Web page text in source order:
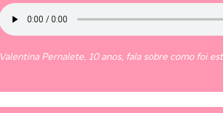
Valentina Pernalete, 10 anos, fala sobre como foi